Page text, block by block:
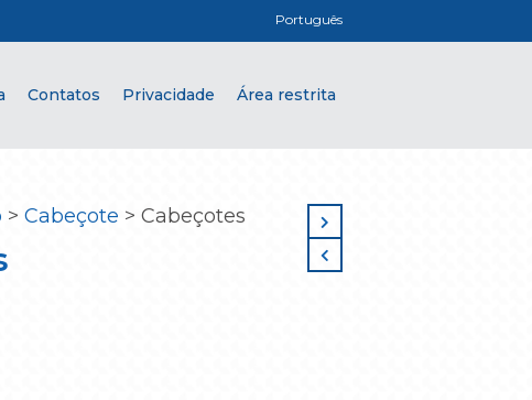
Português
Contatos Privacidade Área restrita
> Cabeçote > Cabeçotes